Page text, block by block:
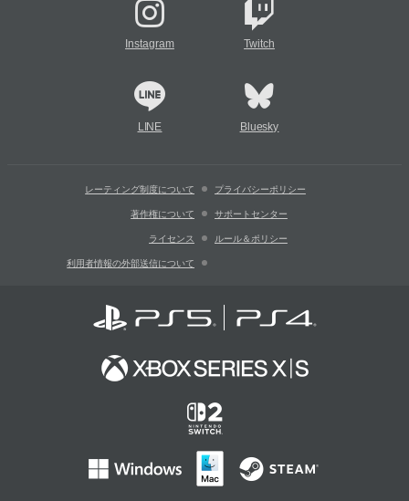
Instagram Twitch
LINE Bluesky
レーティング制度について プライバシーポリシー
著作権について サポートセンター
ライセンス ルール＆ポリシー
利用者情報の外部送信について